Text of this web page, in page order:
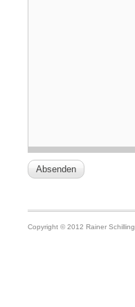
Copyright © 2012 Rainer Schilling